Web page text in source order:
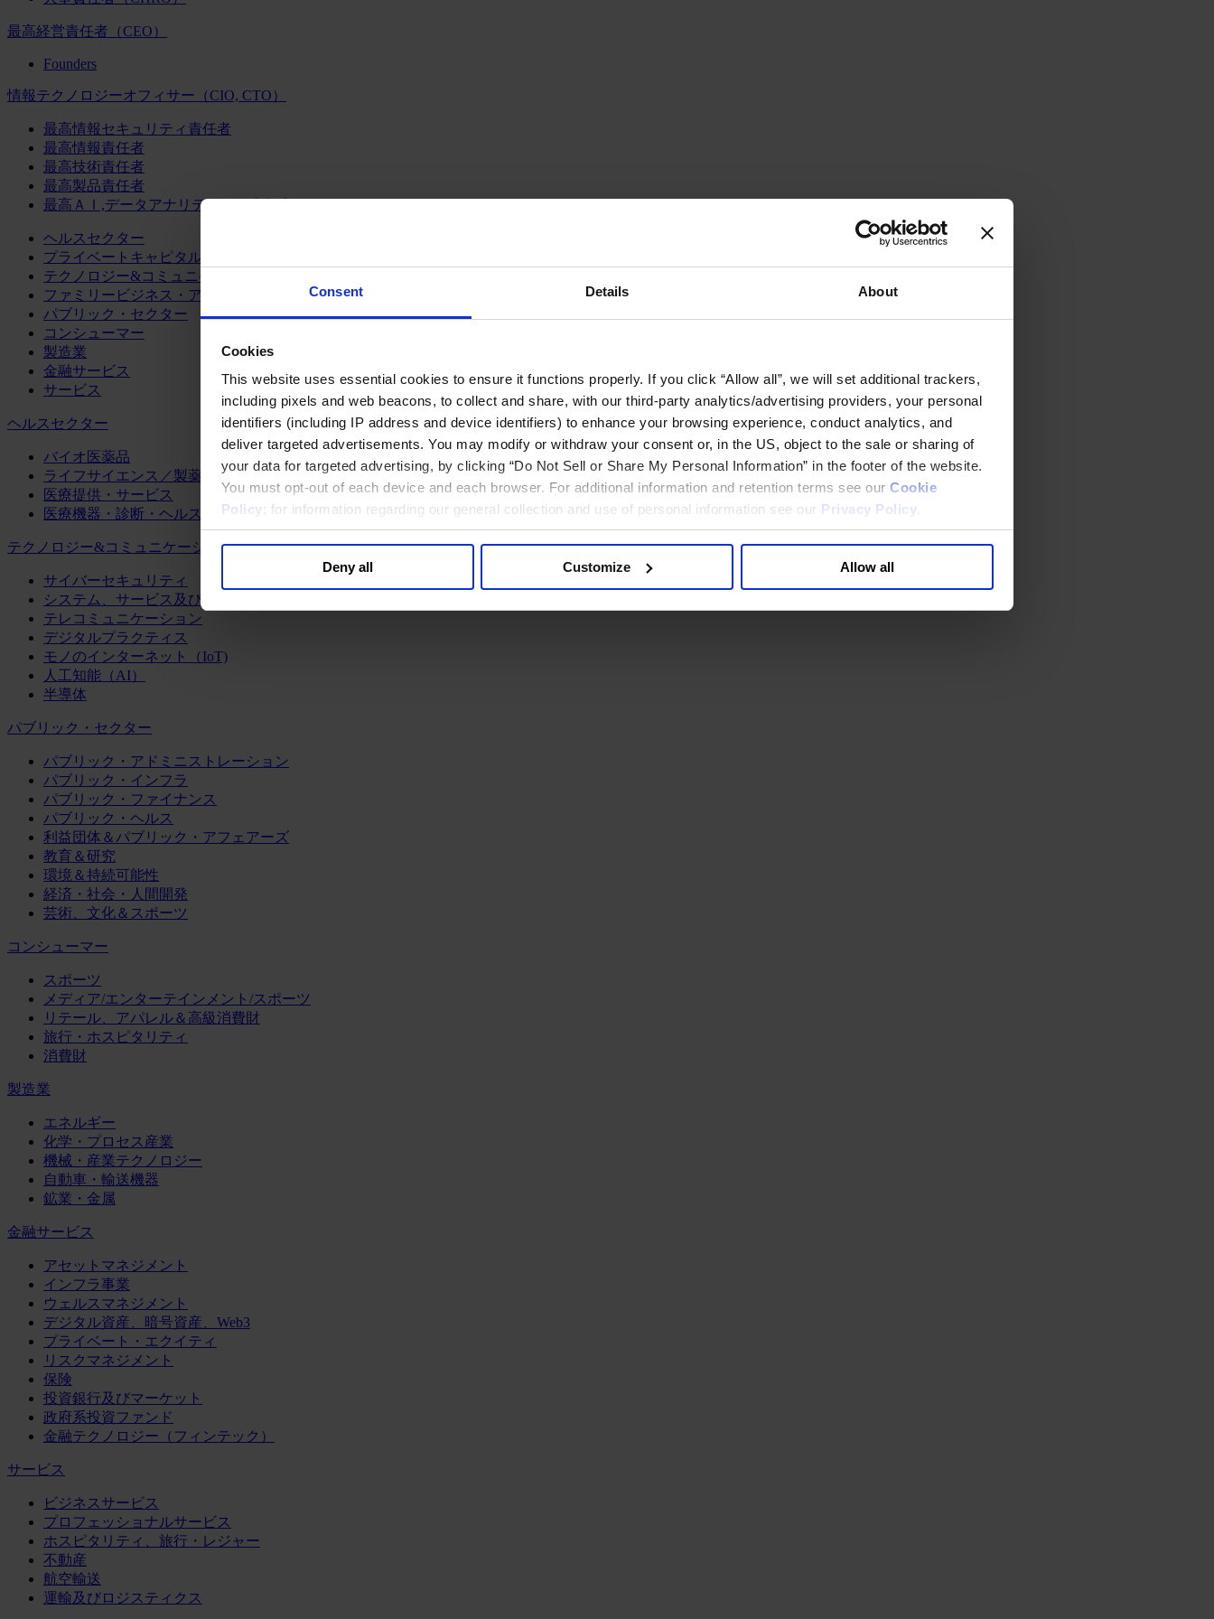
Consent Details About
Cookies
This website uses essential cookies to ensure it functions properly. If you click “Allow all”, we will set additional trackers,
including pixels and web beacons, to collect and share, with our third-party analytics/advertising providers, your personal
identifiers (including IP address and device identifiers) to enhance your browsing experience, conduct analytics, and
deliver targeted advertisements. You may modify or withdraw your consent or, in the US, object to the sale or sharing of
your data for targeted advertising, by clicking “Do Not Sell or Share My Personal Information” in the footer of the website.
You must opt-out of each device and each browser. For additional information and retention terms see our Cookie
Policy; for information regarding our general collection and use of personal information see our Privacy Policy
Deny all Customize Allow all
最高経営責任者（CEO）
Founders
情報テクノロジーオフィサー（CIO, CTO）
最高情報セキュリティ責任者
最高情報責任者
最高技術責任者
最高製品責任者
最高ＡＩ,データアナリティクス責任者
ヘルスセクター
プライベートキャピタル
テクノロジー&コミュニケーション
ファミリービジネス・アドバイザリー
パブリック・セクター
コンシューマー
製造業
金融サービス
サービス
ヘルスセクター
バイオ医薬品
ライフサイエンス／製薬
医療提供・サービス
医療機器・診断・ヘルスケアテクノロジー
テクノロジー&コミュニケーション
サイバーセキュリティ
システム、サービス及びソフトウェア
テレコミュニケーション
デジタルプラクティス
モノのインターネット（IoT)
人工知能（AI）
半導体
パブリック・セクター
パブリック・アドミニストレーション
パブリック・インフラ
パブリック・ファイナンス
パブリック・ヘルス
利益団体＆パブリック・アフェアーズ
教育＆研究
環境＆持続可能性
経済・社会・人間開発
芸術、文化＆スポーツ
コンシューマー
スポーツ
メディア/エンターテインメント/スポーツ
リテール、アパレル＆高級消費財
旅行・ホスピタリティ
消費財
製造業
エネルギー
化学・プロセス産業
機械・産業テクノロジー
自動車・輸送機器
鉱業・金属
金融サービス
アセットマネジメント
インフラ事業
ウェルスマネジメント
デジタル資産、暗号資産、Web3
プライベート・エクイティ
リスクマネジメント
保険
投資銀行及びマーケット
政府系投資ファンド
金融テクノロジー（フィンテック）
サービス
ビジネスサービス
プロフェッショナルサービス
ホスピタリティ、旅行・レジャー
不動産
航空輸送
運輸及びロジスティクス